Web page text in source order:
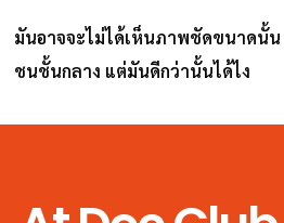
มันอาจจะไม่ได้เห็นภาพชัดขนาดนั้น
ชนชั้นกลาง แต่มันดีกว่านั้นได้ไง